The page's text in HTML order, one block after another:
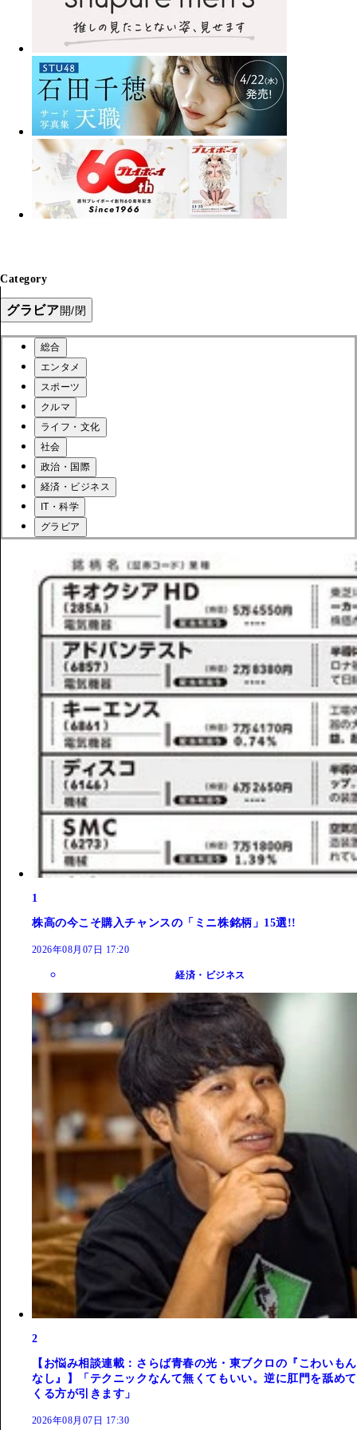
Category
グラビア開/閉
総合
エンタメ
スポーツ
クルマ
ライフ・文化
社会
政治・国際
経済・ビジネス
IT・科学
グラビア
1
株高の今こそ購入チャンスの「ミニ株銘柄」15選!!
2026年08月07日 17:20
経済・ビジネス
2
【お悩み相談連載：さらば青春の光・東ブクロの『こわいもん
なし』】「テクニックなんて無くてもいい。逆に肛門を舐めて
くる方が引きます」
2026年08月07日 17:30